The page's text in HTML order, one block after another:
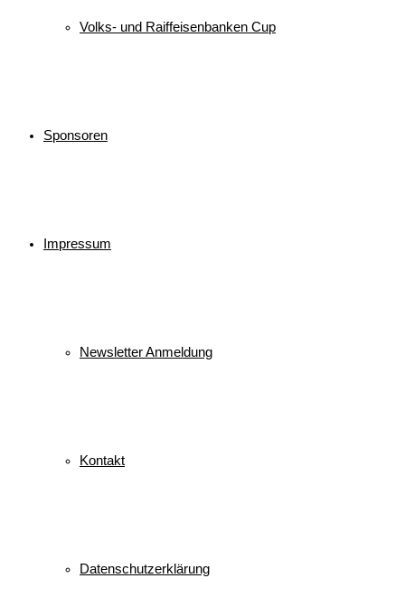
Volks- und Raiffeisenbanken Cup
Sponsoren
Impressum
Newsletter Anmeldung
Kontakt
Datenschutzerklärung